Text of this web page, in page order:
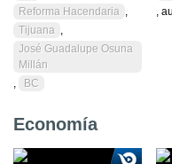
Reforma Hacendaria ,
Tijuana ,
José Guadalupe Osuna
Millán
,
BC
,
Economía